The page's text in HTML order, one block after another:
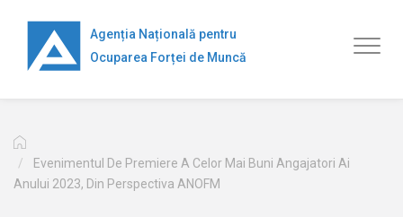
conţinutul
principal
Agenția Națională pentru
Ocuparea Forței de Muncă
Evenimentul De Premiere A Celor Mai Buni Angajatori Ai
Anului 2023, Din Perspectiva ANOFM